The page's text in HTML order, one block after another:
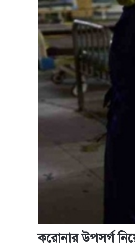
করোনার উপসর্গ